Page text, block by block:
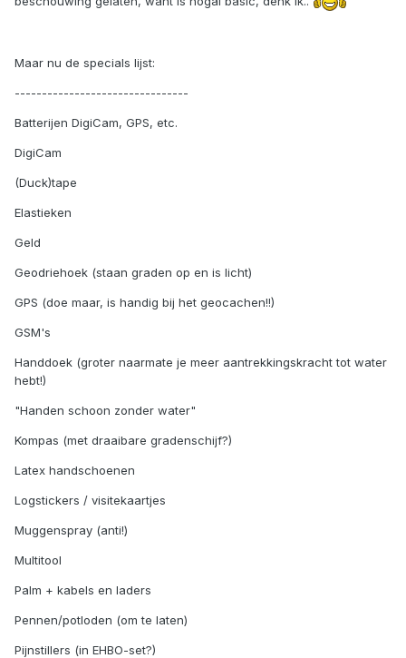
Maar nu de specials lijst:
--------------------------------
Batterijen DigiCam, GPS, etc.
DigiCam
(Duck)tape
Elastieken
Geld
Geodriehoek (staan graden op en is licht)
GPS (doe maar, is handig bij het geocachen!!)
GSM's
Handdoek (groter naarmate je meer aantrekkingskracht tot water
hebt!)
"Handen schoon zonder water"
Kompas (met draaibare gradenschijf?)
Latex handschoenen
Logstickers / visitekaartjes
Muggenspray (anti!)
Multitool
Palm + kabels en laders
Pennen/potloden (om te laten)
Pijnstillers (in EHBO-set?)